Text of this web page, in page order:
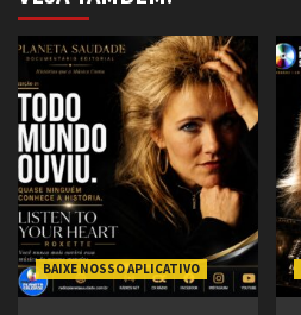
BAIXE NOSSO APLICATIVO